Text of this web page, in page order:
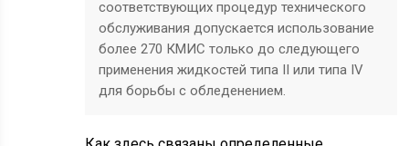
соответствующих процедур технического
обслуживания допускается использование
более 270 КМИС только до следующего
применения жидкостей типа II или типа IV
для борьбы с обледенением.